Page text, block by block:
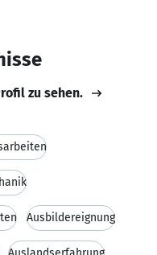
zu sehen.
Ausbildereignung